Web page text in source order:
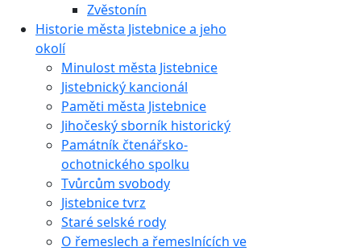
Zvěstonín
Historie města Jistebnice a jeho
okolí
Minulost města Jistebnice
Jistebnický kancionál
Paměti města Jistebnice
Jihočeský sborník historický
Památník čtenářsko-
ochotnického spolku
Tvůrcům svobody
Jistebnice tvrz
Staré selské rody
O řemeslech a řemeslnících ve